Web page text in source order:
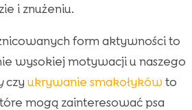
i znużeniu.
form aktywności to
wysokiej motywacji u naszego
czy ukrywanie smakołyków to
mogą zainteresować psa